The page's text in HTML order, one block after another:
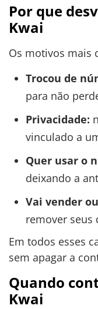
Por que
Kwai
Os motivos mais
Trocou de
para não
Privacidade:
vinculado a
Quer usar o
deixando a
Vai vender
remover seus
Em todos esses
sem apagar a
Quando
Kwai